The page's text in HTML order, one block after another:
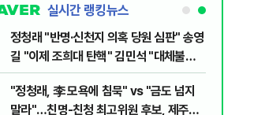
실시간 랭킹뉴스
정청래 "반명·신천지 의혹 당원 심판" 송영
길 "이제 조희대 탄핵" 김민석 "대체불가
민주당"
"정청래, 李 모욕에 침묵" vs "금도 넘지
말라"…친명-친청 최고위원 후보, 제주서